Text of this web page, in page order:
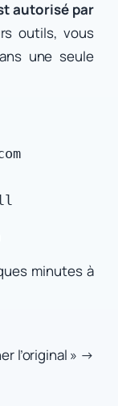
autorisé par
outils, vous
une seule
minutes à
l’original » →